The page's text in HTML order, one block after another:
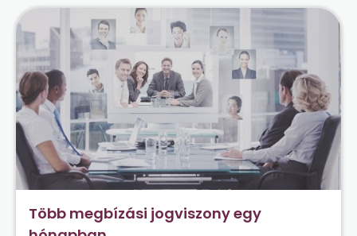
Több megbízási jogviszony egy